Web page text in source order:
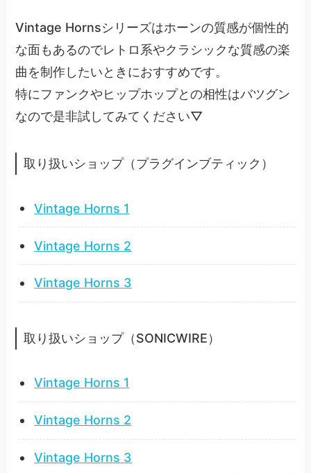
Vintage Hornsシリーズはホーンの質感が個性的
な面もあるのでレトロ系やクラシックな質感の楽
曲を制作したいときにおすすめです。
特にファンクやヒップホップとの相性はバツグン
なので是非試してみてください▽
取り扱いショップ（プラグインブティック）
Vintage Horns 1
Vintage Horns 2
Vintage Horns 3
取り扱いショップ（SONICWIRE）
Vintage Horns 1
Vintage Horns 2
Vintage Horns 3